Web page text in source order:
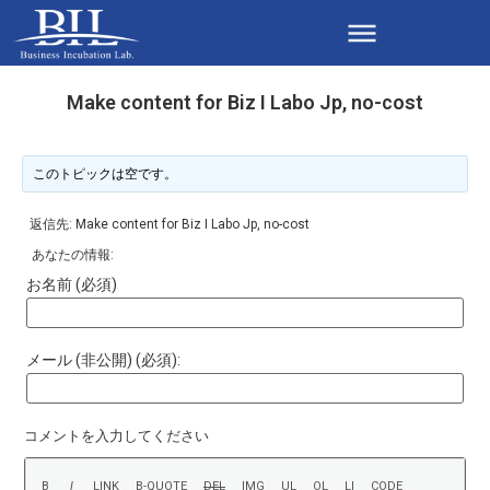
Make content for Biz I Labo Jp, no-cost
このトピックは空です。
返信先: Make content for Biz I Labo Jp, no-cost
あなたの情報:
お名前 (必須)
メール (非公開) (必須):